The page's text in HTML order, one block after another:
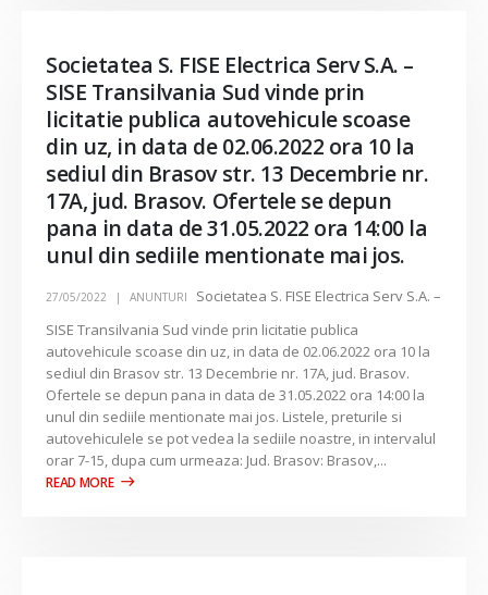
Societatea S. FISE Electrica Serv S.A. –
SISE Transilvania Sud vinde prin
licitatie publica autovehicule scoase
din uz, in data de 02.06.2022 ora 10 la
sediul din Brasov str. 13 Decembrie nr.
17A, jud. Brasov. Ofertele se depun
pana in data de 31.05.2022 ora 14:00 la
unul din sediile mentionate mai jos.
27/05/2022 ANUNTURI
Societatea S. FISE Electrica Serv S.A. –
SISE Transilvania Sud vinde prin licitatie publica
autovehicule scoase din uz, in data de 02.06.2022 ora 10 la
sediul din Brasov str. 13 Decembrie nr. 17A, jud. Brasov.
Ofertele se depun pana in data de 31.05.2022 ora 14:00 la
unul din sediile mentionate mai jos. Listele, preturile si
autovehiculele se pot vedea la sediile noastre, in intervalul
orar 7-15, dupa cum urmeaza: Jud. Brasov: Brasov,...